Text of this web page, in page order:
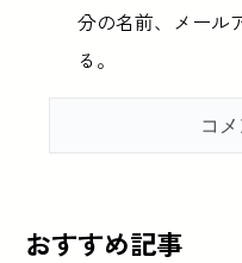
分の名前、メール
る。
おすすめ記事